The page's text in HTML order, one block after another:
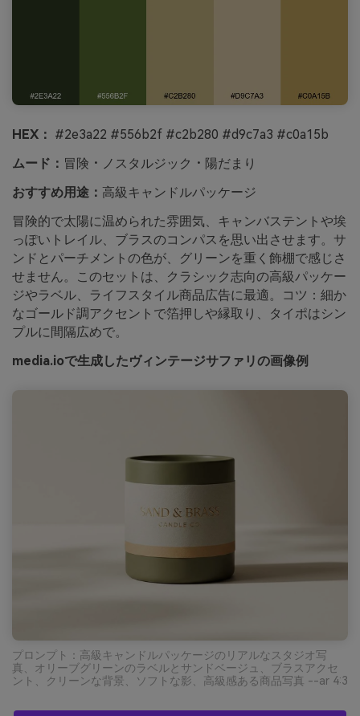
HEX： #2e3a22 #556b2f #c2b280 #d9c7a3 #c0a15b
ムード： 冒険・ノスタルジック・陽だまり
おすすめ用途： 高級キャンドルパッケージ
冒険的で太陽に温められた雰囲気、キャンバステントや埃
っぽいトレイル、ブラスのコンパスを思い出させます。サ
ンドとパーチメントの色が、グリーンを重く飾棚で感じさ
せません。このセットは、クラシック志向の高級パッケー
ジやラベル、ライフスタイル商品広告に最適。コツ：細か
なゴールド調アクセントで箔押しや縁取り、タイポはシン
プルに間隔広めで。
media.ioで生成したヴィンテージサファリの画像例
プロンプト：高級キャンドルパッケージのリアルなスタジオ写
真、オリーブグリーンのラベルとサンドベージュ、ブラスアクセ
ント、クリーンな背景、ソフトな影、高級感ある商品写真 --ar 4:3